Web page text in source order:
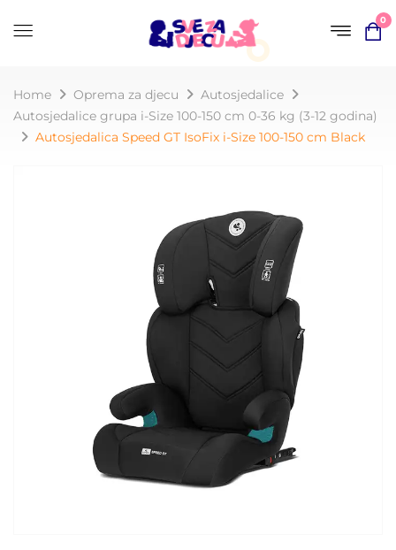
0
Home Oprema za djecu
Autosjedalice
Autosjedalice grupa i-Size 100-150 cm 0-36 kg (3-12 godina)
Autosjedalica Speed GT IsoFix i-Size 100-150 cm Black